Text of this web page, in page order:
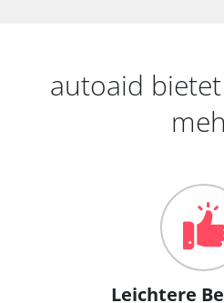
autoaid
Leichtere